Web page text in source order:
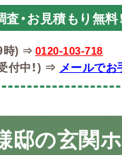
査・お見積もり無料
) ⇒0120-103-718
付中！) ⇒ メールでお
邸の玄関